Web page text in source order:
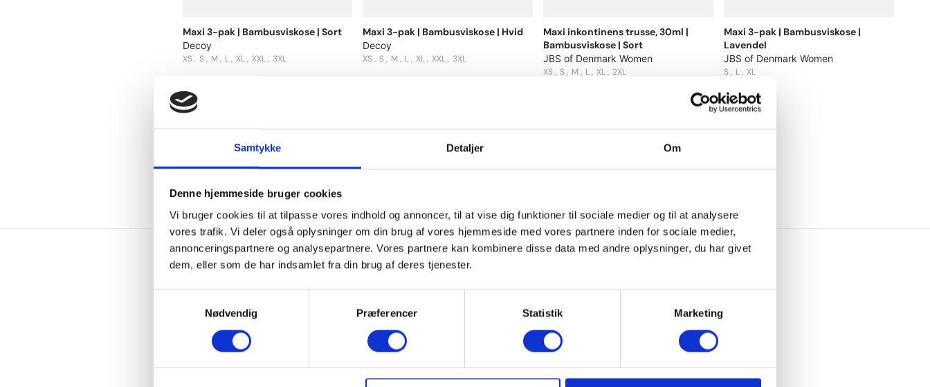
Samtykke Detaljer Om
Denne hjemmeside bruger cookies
Vi bruger cookies til at tilpasse vores indhold og annoncer, til at vise dig funktioner til sociale medier og til at analysere
vores trafik. Vi deler også oplysninger om din brug af vores hjemmeside med vores partnere inden for sociale medier,
annonceringspartnere og analysepartnere. Vores partnere kan kombinere disse data med andre oplysninger, du har givet
dem, eller som de har indsamlet fra din brug af deres tjenester.
Nødvendig
Præferencer Statistik Marketing
Maxi 3-pak | Bambusviskose | Sort
Decoy
XS S M L XL XXL 3XL
Maxi 3-pak | Bambusviskose | Hvid
Decoy
XS S M L XL XXL 3XL
Maxi inkontinens trusse, 30ml |
Bambusviskose | Sort
JBS of Denmark Women
XS S M L XL 2XL
Maxi 3-pak | Bambusviskose |
Lavendel
JBS of Denmark Women
S L XL